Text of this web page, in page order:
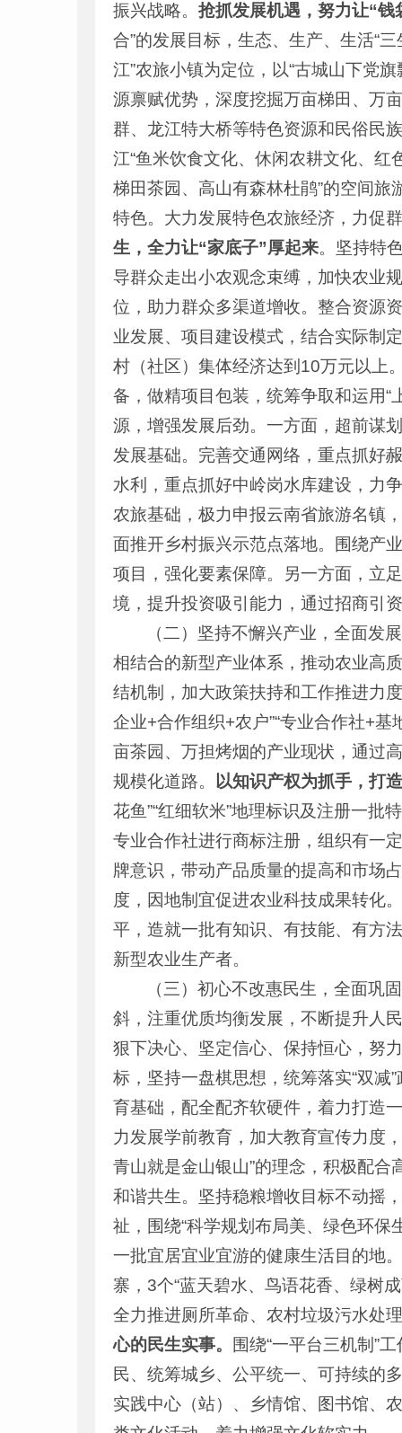
振兴战略。 抢抓发展机遇，努力让“钱
合”的发展目标，生态、生产、生活“
江”农旅小镇为定位，以“古城山下党
源禀赋优势，深度挖掘万亩梯田、万
群、龙江特大桥等特色资源和民俗民
江“鱼米饮食文化、休闲农耕文化、红
梯田茶园、高山有森林杜鹃”的空间旅
特色。大力发展特色农旅经济，力促
生， 全力让“家底子”厚起来。坚持特
导群众走出小农观念束缚，加快农业
位，助力群众多渠道增收。整合资源
业发展、项目建设模式，结合实际制
村（社区）集体经济达到10万元以上
备，做精项目包装，统筹争取和运用“
源，增强发展后劲。一方面，超前谋
发展基础。完善交通网络，重点抓好
水利，重点抓好中岭岗水库建设，力
农旅基础，极力申报云南省旅游名镇
面推开乡村振兴示范点落地。围绕产
项目，强化要素保障。另一方面，立
境，提升投资吸引能力，通过招商引
（二）坚持不懈兴产业，全面发
相结合的新型产业体系，推动农业高
结机制，加大政策扶持和工作推进力
企业+合作组织+农户”“专业合作社+
亩茶园、万担烤烟的产业现状，通过
规模化道路。
以知识产权为抓手，打
花鱼”“红细软米”地理标识及注册一批
专业合作社进行商标注册，组织有一
牌意识，带动产品质量的提高和市场
度，因地制宜促进农业科技成果转化
平，造就一批有知识、有技能、有方
新型农业生产者。
（三）初心不改惠民生，全面巩
斜，注重优质均衡发展，不断提升人
狠下决心、坚定信心、保持恒心，努
标，坚持一盘棋思想，统筹落实“双
育基础，配全配齐软硬件，着力打造
力发展学前教育，加大教育宣传力度
青山就是金山银山”的理念，积极配
和谐共生。坚持稳粮增收目标不动摇
祉，围绕“科学规划布局美、绿色环
一批宜居宜业宜游的健康生活目的地
寨，3个“蓝天碧水、鸟语花香、绿树
全力推进厕所革命、农村垃圾污水处
心的民生实事。
围绕“一平台三机制”
民、统筹城乡、公平统一、可持续的
实践中心（站）、乡情馆、图书馆、